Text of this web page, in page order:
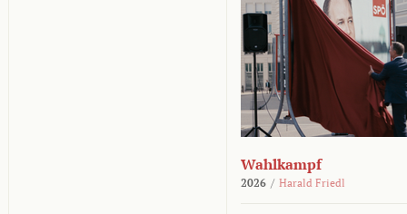
Wahlkampf
2026 / Harald Friedl